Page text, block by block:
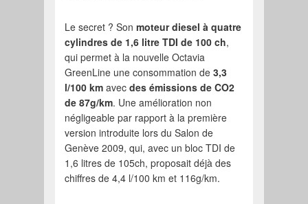
Le secret ? Sonmoteur diesel à quatre
cylindres de 1,6 litre TDI de 100 ch,
qui permet à la nouvelle Octavia
GreenLine une consommation de3,3
l/100 km avecdes émissions de CO2
de 87g/km. Une amélioration non
négligeable par rapport à la première
version introduite lors du Salon de
Genève 2009, qui, avec un bloc TDI de
1,6 litres de 105ch, proposait déjà des
chiffres de 4,4 l/100 km et 116g/km.